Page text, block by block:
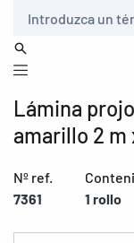
Lámina
amarillo 2 m
Nº ref.
7361
1 rollo